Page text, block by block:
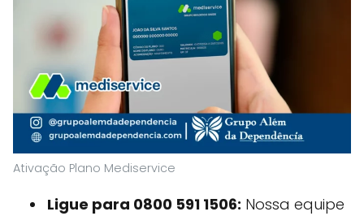
Ativação Plano Mediservice
Ligue para 0800 591 1506: Nossa equipe